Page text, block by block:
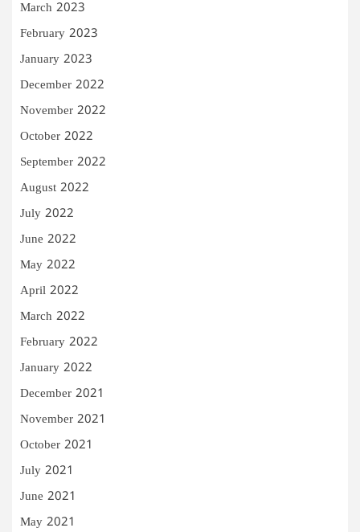
March 2023
February 2023
January 2023
December 2022
November 2022
October 2022
September 2022
August 2022
July 2022
June 2022
May 2022
April 2022
March 2022
February 2022
January 2022
December 2021
November 2021
October 2021
July 2021
June 2021
May 2021